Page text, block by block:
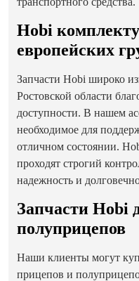
Hobi
европейских
Запчасти Hobi широко
Ростовской области
доступности. В нашем
необходимое для
отличном состоянии.
проходят строгий
надежность и
Запчасти Hobi
полуприцепов
Наши клиенты могут
прицепов и